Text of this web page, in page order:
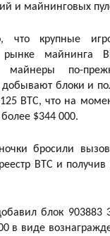
и майнинговых
что крупные
майнинга
майнеры по-
блоки и
BTC, что на
более $344 000.
бросили
BTC и получив
блок 903883
в виде